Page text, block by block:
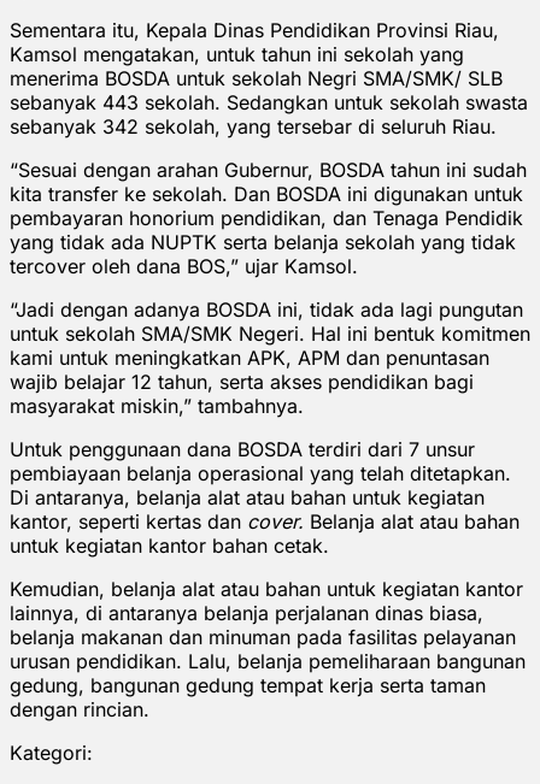
Sementara itu, Kepala Dinas Pendidikan Provinsi Riau,
Kamsol mengatakan, untuk tahun ini sekolah yang
menerima BOSDA untuk sekolah Negri SMA/SMK/ SLB
sebanyak 443 sekolah. Sedangkan untuk sekolah swasta
sebanyak 342 sekolah, yang tersebar di seluruh Riau.
“Sesuai dengan arahan Gubernur, BOSDA tahun ini sudah
kita transfer ke sekolah. Dan BOSDA ini digunakan untuk
pembayaran honorium pendidikan, dan Tenaga Pendidik
yang tidak ada NUPTK serta belanja sekolah yang tidak
tercover oleh dana BOS,” ujar Kamsol.
“Jadi dengan adanya BOSDA ini, tidak ada lagi pungutan
untuk sekolah SMA/SMK Negeri. Hal ini bentuk komitmen
kami untuk meningkatkan APK, APM dan penuntasan
wajib belajar 12 tahun, serta akses pendidikan bagi
masyarakat miskin,” tambahnya.
Untuk penggunaan dana BOSDA terdiri dari 7 unsur
pembiayaan belanja operasional yang telah ditetapkan.
Di antaranya, belanja alat atau bahan untuk kegiatan
kantor, seperti kertas dan cover. Belanja alat atau bahan
untuk kegiatan kantor bahan cetak.
Kemudian, belanja alat atau bahan untuk kegiatan kantor
lainnya, di antaranya belanja perjalanan dinas biasa,
belanja makanan dan minuman pada fasilitas pelayanan
urusan pendidikan. Lalu, belanja pemeliharaan bangunan
gedung, bangunan gedung tempat kerja serta taman
dengan rincian.
Kategori: